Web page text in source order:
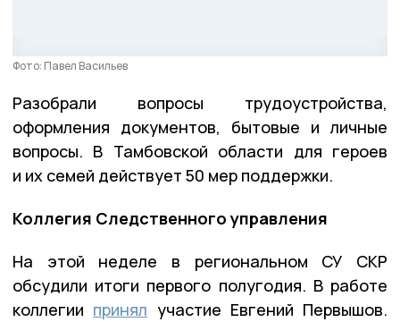
Фото: Павел Васильев
Разобрали вопросы трудоустройства,
оформления документов, бытовые и личные
вопросы. В Тамбовской области для героев
и их семей действует 50 мер поддержки.
Коллегия Следственного управления
На этой неделе в региональном СУ СКР
обсудили итоги первого полугодия. В работе
коллегии принял участие Евгений Первышов.